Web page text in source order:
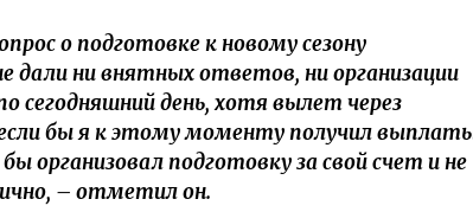
о подготовке к новому сезону
дали ни внятных ответов, ни организации
сегодняшний день, хотя вылет через
бы я к этому моменту получил
организовал подготовку за свой счет и не
– отметил он.